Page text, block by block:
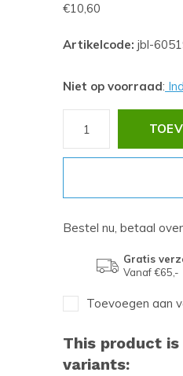
€10,60
Artikelcode: jbl-
Niet op voorraad:
Bestel nu, betaal
Gratis
Vanaf €65,-
Toevoegen aan
This product
variants: